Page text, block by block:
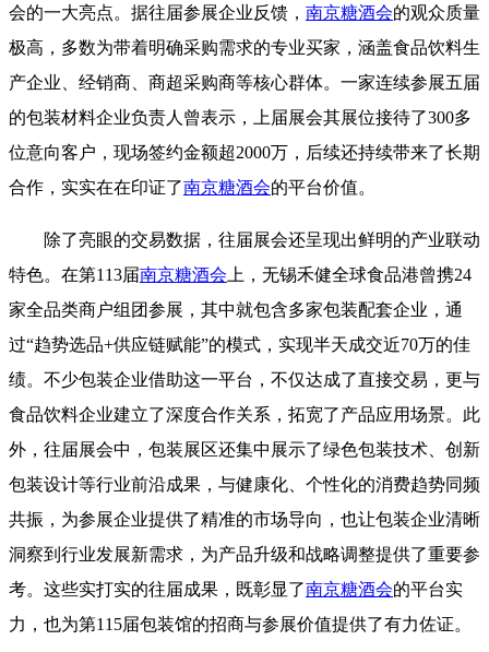
会的一大亮点。据往届参展企业反馈， 南京糖酒会的观众质量
极高，多数为带着明确采购需求的专业买家，涵盖食品饮料生
产企业、经销商、商超采购商等核心群体。一家连续参展五届
的包装材料企业负责人曾表示，上届展会其展位接待了300多
位意向客户，现场签约金额超2000万，后续还持续带来了长期
合作，实实在在印证了南京糖酒会的平台价值。
除了亮眼的交易数据，往届展会还呈现出鲜明的产业联动
特色。在第113届南京糖酒会 上，无锡禾健全球食品港曾携24
家全品类商户组团参展，其中就包含多家包装配套企业，通
过“趋势选品+供应链赋能”的模式，实现半天成交近70万的佳
绩。不少包装企业借助这一平台，不仅达成了直接交易，更与
食品饮料企业建立了深度合作关系，拓宽了产品应用场景。此
外，往届展会中，包装展区还集中展示了绿色包装技术、创新
包装设计等行业前沿成果，与健康化、个性化的消费趋势同频
共振，为参展企业提供了精准的市场导向，也让包装企业清晰
洞察到行业发展新需求，为产品升级和战略调整提供了重要参
考。这些实打实的往届成果，既彰显了南京糖酒会的平台实
力，也为第115届包装馆的招商与参展价值提供了有力佐证。